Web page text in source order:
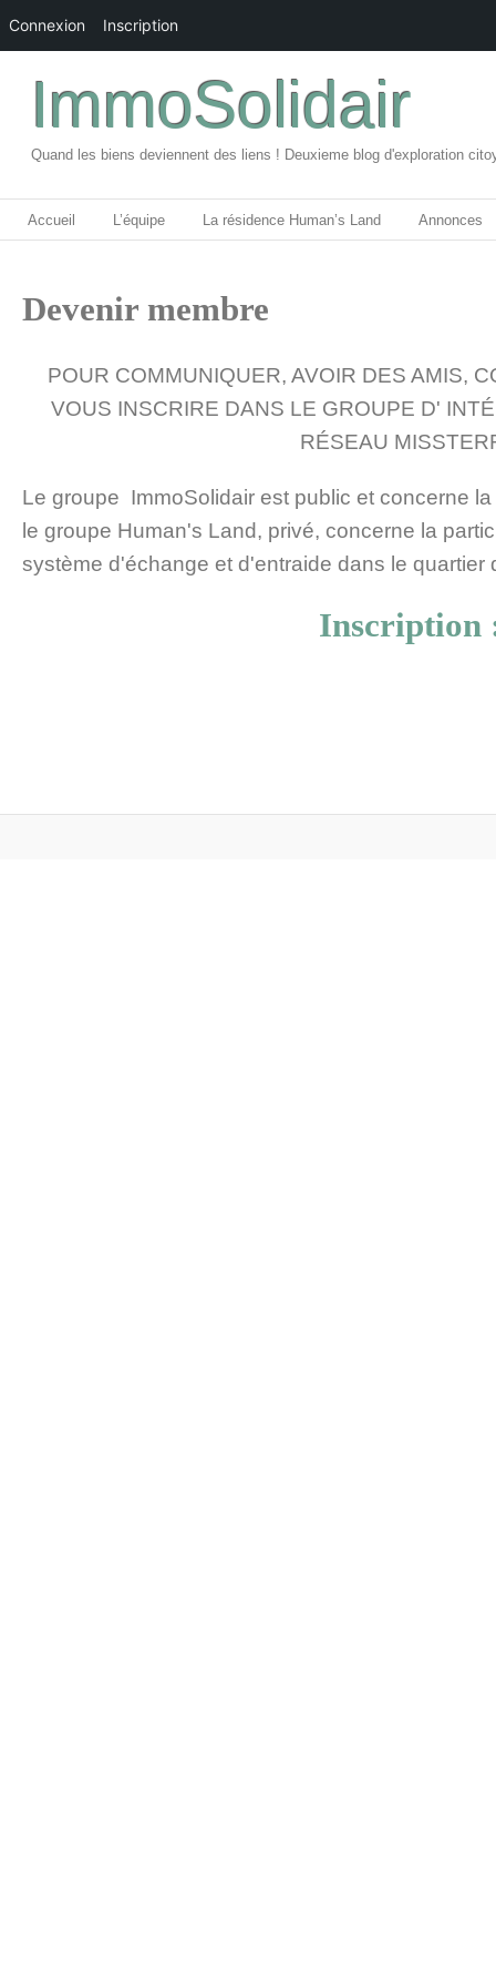
ImmoSolidair
Quand les biens deviennent des liens ! Deuxieme blog d'exploration
Accueil L’équipe La résidence Human’s Land Annonces
Devenir membre
POUR COMMUNIQUER, AVOIR DES AMIS,
VOUS INSCRIRE DANS LE GROUPE D'
RÉSEAU
Le groupe ImmoSolidair est public et concerne
le groupe Human's Land, privé, concerne la
système d'échange et d'entraide dans le quartier
Connexion Inscription